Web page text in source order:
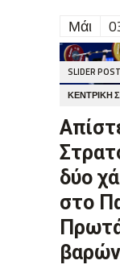
Μάι
SLIDER POST
ΚΕΝΤΡΙΚΉ
δύο
στο